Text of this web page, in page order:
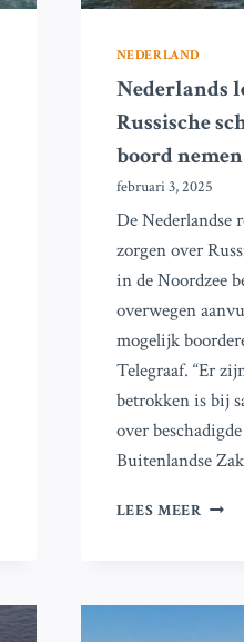
NEDERLAND
Nederlands
Russische
boord nemen
februari 3, 2025
De Nederlandse
zorgen over
in de Noordzee
overwegen
mogelijk
Telegraaf. “Er
betrokken is bij
over
Buitenlandse
LEES MEER